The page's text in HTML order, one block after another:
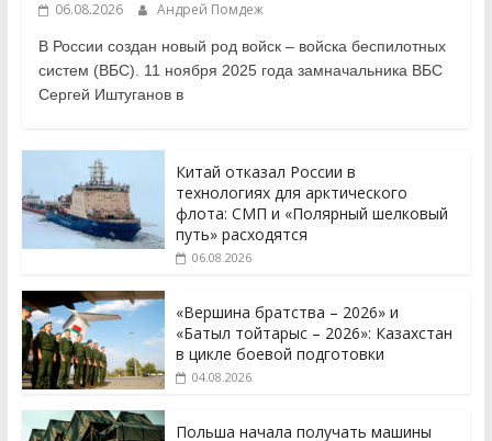
06.08.2026 Андрей Помдеж
В России создан новый род войск – войска беспилотных
систем (ВБС). 11 ноября 2025 года замначальника ВБС
Сергей Иштуганов в
Китай отказал России в
технологиях для арктического
флота: СМП и «Полярный шелковый
путь» расходятся
06.08.2026
«Вершина братства – 2026» и
«Батыл тойтарыс – 2026»: Казахстан
в цикле боевой подготовки
04.08.2026
Польша начала получать машины